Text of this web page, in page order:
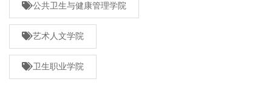
公共卫生与健康管理学院
艺术人文学院
卫生职业学院